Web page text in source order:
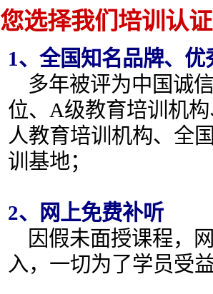
您选择我们培训认
1、全国知名品牌、优
多年被评为中国诚
位、A级教育培训机
人教育培训机构、全
训基地；
2、网上免费补听
因假未面授课程，
入，一切为了学员受